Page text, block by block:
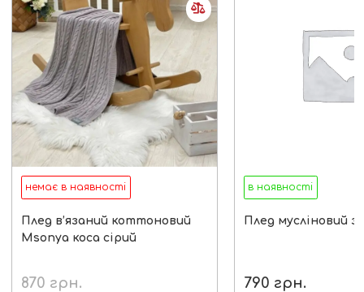
немає в наявності
Плед в’язаний коттоновий
Msonya коса сірий
870 грн.
в наявності
Плед мусліновий
790 грн.